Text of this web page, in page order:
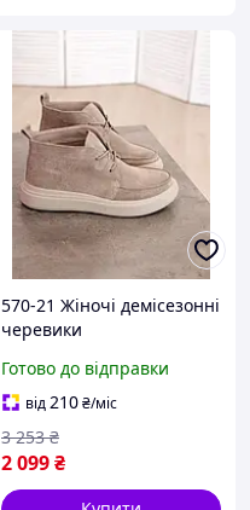
570-21 Жіночі демісезонні
черевики
Готово до відправки
від210₴/міс
2 099₴
3 253 ₴